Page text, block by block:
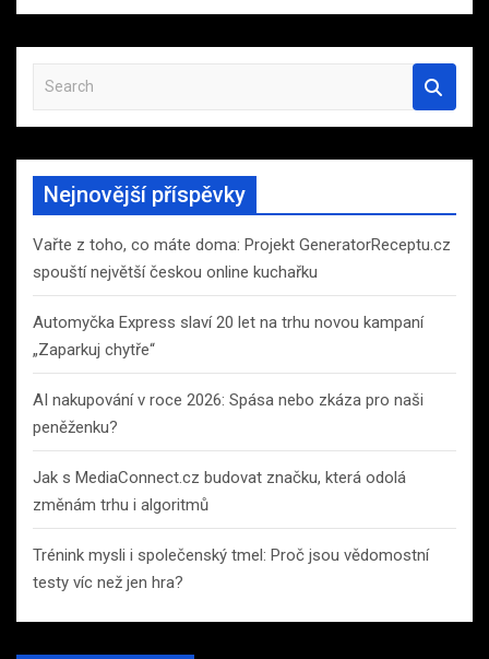
a
r
h
Nejnovější příspěvky
Vařte z toho, co máte doma: Projekt GeneratorReceptu.cz
spouští největší českou online kuchařku
Automyčka Express slaví 20 let na trhu novou kampaní
„Zaparkuj chytře“
AI nakupování v roce 2026: Spása nebo zkáza pro naši
peněženku?
Jak s MediaConnect.cz budovat značku, která odolá
změnám trhu i algoritmů
Trénink mysli i společenský tmel: Proč jsou vědomostní
testy víc než jen hra?